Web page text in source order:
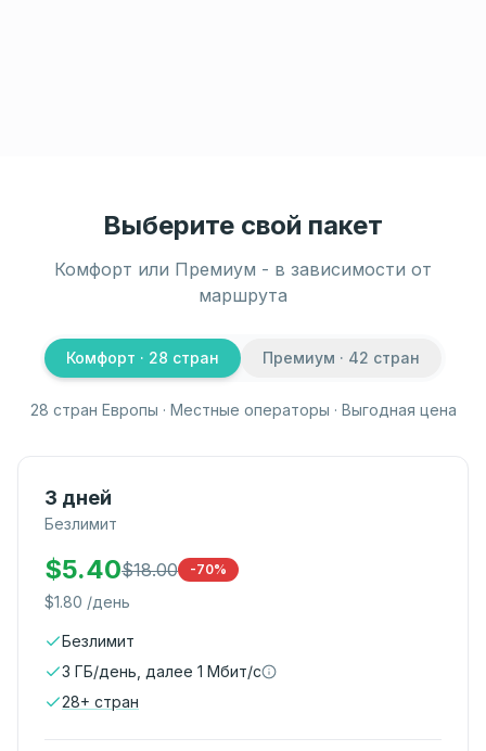
Выберите свой пакет
Комфорт или Премиум - в зависимости от
маршрута
Комфорт · 28 стран Премиум · 42 стран
28 стран Европы · Местные операторы · Выгодная цена
3 дней
Безлимит
$5.40$18.00 -70%
$1.80 /день
Безлимит
3 ГБ/день, далее 1 Мбит/с
28+ стран